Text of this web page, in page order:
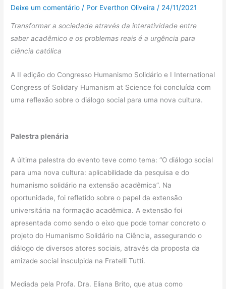
Deixe um comentário / Por Everthon Oliveira/ 24/11/2021
Transformar a sociedade através da interatividade entre
saber acadêmico e os problemas reais é a urgência para
ciência católica
A II edição do Congresso Humanismo Solidário e I International
Congress of Solidary Humanism at Science foi concluída com
uma reflexão sobre o diálogo social para uma nova cultura.
Palestra plenária
A última palestra do evento teve como tema: “O diálogo social
para uma nova cultura: aplicabilidade da pesquisa e do
humanismo solidário na extensão acadêmica”. Na
oportunidade, foi refletido sobre o papel da extensão
universitária na formação acadêmica. A extensão foi
apresentada como sendo o eixo que pode tornar concreto o
projeto do Humanismo Solidário na Ciência, assegurando o
diálogo de diversos atores sociais, através da proposta da
amizade social insculpida na Fratelli Tutti.
Mediada pela Profa. Dra. Eliana Brito, que atua como